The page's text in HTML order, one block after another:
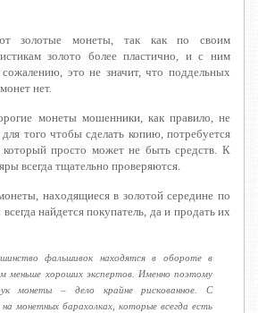
золотые монеты, так как по своим
золото более пластично, и с ним
это не значит, что поддельных
нет.
монеты мошенники, как правило, не
того чтобы сделать копию, потребуется
который просто может не быть средств. К
всегда тщательно проверяются.
находящиеся в золотой середине по
найдется покупатель, да и продать их
фальшивок находятся в обороте в
меньше хороших экспертов. Именно поэтому
монеты – дело крайне рискованное. С
монетных барахолках, которые всегда есть